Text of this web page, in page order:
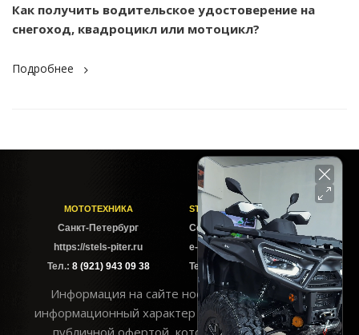
Как получить водительское удостоверение на
снегоход, квадроцикл или мотоцикл?
Подробнее
МОТОТЕХНИКА
Cанкт-Петербург
https://stels-piter.ru
Тел.: 8 (921) 943 09 38
STELS-PITER СОФИЙСКАЯ
Софийская ул. 6Б
e-mail: sales@stels-piter.ru
Тел.:
8 (921) 943 09 38
Информация на сайте носит исключительно
информационный характер и не может считаться
публичной офертой, которая определяется